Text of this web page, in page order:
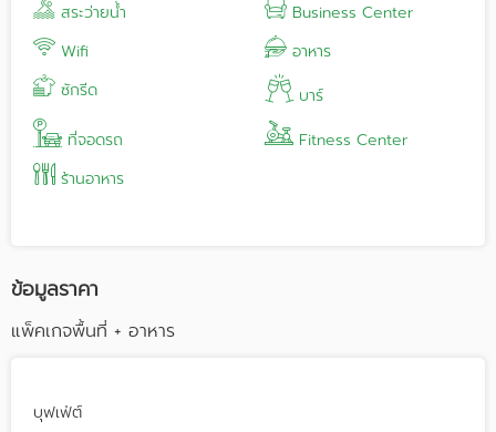
The hotel also features the famed Aisawan Spa, providing
exquisite facilities with traditional Thai VIP massage and
treatment rooms. The spa also takes pride in applying
only the finest of natural products and boasts a
dedicated team of highly skilled therapists.
สระว่ายน้ำ
Business Center
Wifi
อาหาร
ซักรีด
บาร์
ที่จอดรถ
Fitness Center
ร้านอาหาร
ข้อมูลราคา
แพ็คเกจพื้นที่ + อาหาร
บุฟเฟ่ต์